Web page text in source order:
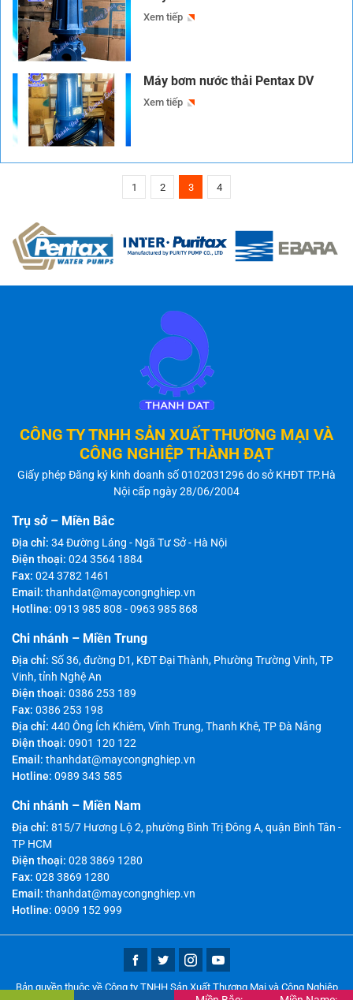
Xem tiếp
Máy bơm nước thải Pentax DV
Xem tiếp
1 2 3 4
CÔNG TY TNHH SẢN XUẤT THƯƠNG MẠI VÀ
CÔNG NGHIỆP THÀNH ĐẠT
Giấy phép Đăng ký kinh doanh số 0102031296 do sở KHĐT TP.Hà
Nội cấp ngày 28/06/2004
Trụ sở – Miền Bắc
Địa chỉ: 34 Đường Láng - Ngã Tư Sở - Hà Nội
Điện thoại: 024 3564 1884
Fax: 024 3782 1461
Email: thanhdat@maycongnghiep.vn
Hotline: 0913 985 808 -0963 985 868
Chi nhánh – Miền Trung
Địa chỉ: Số 36, đường D1, KĐT Đại Thành, Phường Trường Vinh, TP
Vinh, tỉnh Nghệ An
Điện thoại: 0386 253 189
Fax: 0386 253 198
Địa chỉ: 440 Ông Ích Khiêm, Vĩnh Trung, Thanh Khê, TP Đà Nẵng
Điện thoại: 0901 120 122
Email: thanhdat@maycongnghiep.vn
Hotline: 0989 343 585
Chi nhánh – Miền Nam
Địa chỉ: 815/7 Hương Lộ 2, phường Bình Trị Đông A, quận Bình Tân -
TP HCM
Điện thoại: 028 3869 1280
Fax: 028 3869 1280
Email: thanhdat@maycongnghiep.vn
Hotline: 0909 152 999
Bản quyền thuộc về Công ty TNHH Sản Xuất Thương Mại và Công Nghiệp